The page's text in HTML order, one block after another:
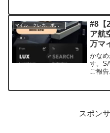
いチ
いで
マイル、クレカ、ポイ活
#8【
ア航
万マ
かな
す。
ご報
スポン